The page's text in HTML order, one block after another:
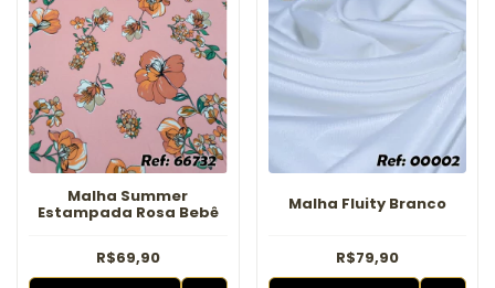
Malha Summer
Estampada Rosa Bebê
R$69,90
Malha Fluity Branco
R$79,90